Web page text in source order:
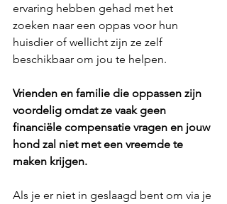
ervaring hebben gehad met het
zoeken naar een oppas voor hun
huisdier of wellicht zijn ze zelf
beschikbaar om jou te helpen.
Vrienden en familie die oppassen zijn
voordelig omdat ze vaak geen
financiële compensatie vragen en jouw
hond zal niet met een vreemde te
maken krijgen.
Als je er niet in geslaagd bent om via je